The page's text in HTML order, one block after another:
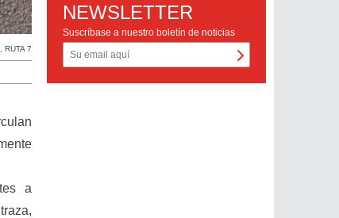
,RUTA 7
a
NEWSLETTER
Suscríbase a nuestro boletín de noticias